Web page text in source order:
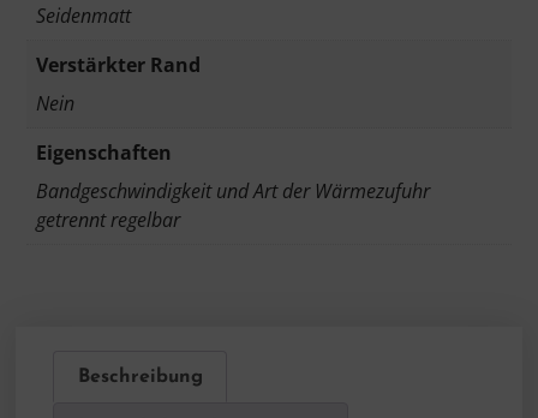
Seidenmatt
Verstärkter Rand
Nein
Eigenschaften
Bandgeschwindigkeit und Art der Wärmezufuhr
getrennt regelbar
Beschreibung